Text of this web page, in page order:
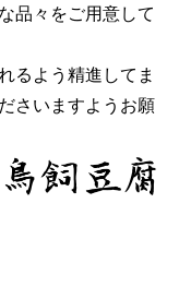
品々をご用意して
るよう精進してま
さいますようお願